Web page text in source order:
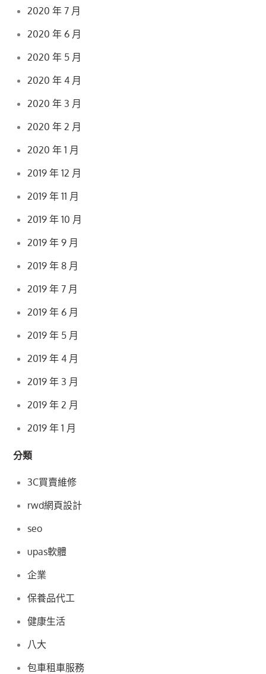
2020 年 7 月
2020 年 6 月
2020 年 5 月
2020 年 4 月
2020 年 3 月
2020 年 2 月
2020 年 1 月
2019 年 12 月
2019 年 11 月
2019 年 10 月
2019 年 9 月
2019 年 8 月
2019 年 7 月
2019 年 6 月
2019 年 5 月
2019 年 4 月
2019 年 3 月
2019 年 2 月
2019 年 1 月
分類
3C買賣維修
rwd網頁設計
seo
upas軟體
企業
保養品代工
健康生活
八大
包車租車服務